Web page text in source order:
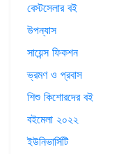
বেস্টসেলার বই
উপন্যাস
সায়েন্স ফিকশন
ভ্রমণ ও প্রবাস
শিশু কিশোরদের বই
বইমেলা ২০২২
ইউনিভার্সিটি